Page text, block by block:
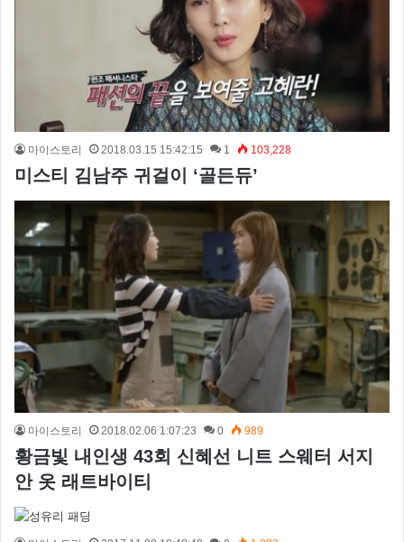
마이스토리 2018.03.15 15:42:15 1 103,228
미스티 김남주 귀걸이 ‘골든듀’
마이스토리 2018.02.06 1:07:23 0 989
황금빛 내인생 43회 신혜선 니트 스웨터 서지
안 옷 래트바이티